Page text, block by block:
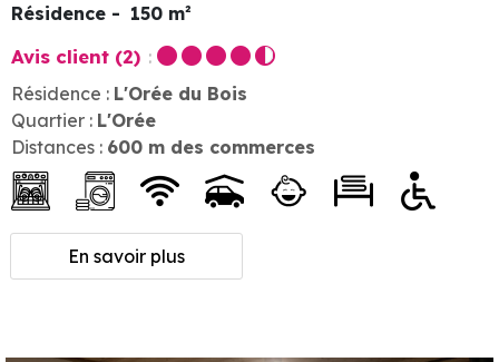
Résidence
150 m²
Avis client (2)
Résidence : L'Orée du Bois
Quartier : L'Orée
Distances : 600 m des commerces
En savoir plus